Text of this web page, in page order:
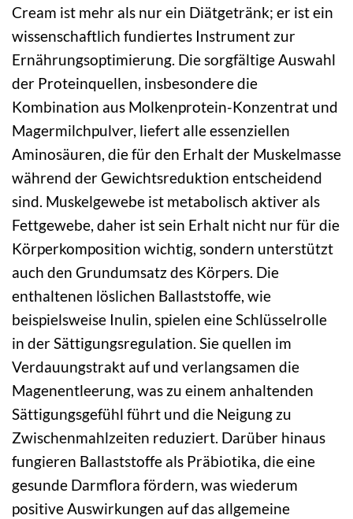
Cream ist mehr als nur ein Diätgetränk; er ist ein
wissenschaftlich fundiertes Instrument zur
Ernährungsoptimierung. Die sorgfältige Auswahl
der Proteinquellen, insbesondere die
Kombination aus Molkenprotein-Konzentrat und
Magermilchpulver, liefert alle essenziellen
Aminosäuren, die für den Erhalt der Muskelmasse
während der Gewichtsreduktion entscheidend
sind. Muskelgewebe ist metabolisch aktiver als
Fettgewebe, daher ist sein Erhalt nicht nur für die
Körperkomposition wichtig, sondern unterstützt
auch den Grundumsatz des Körpers. Die
enthaltenen löslichen Ballaststoffe, wie
beispielsweise Inulin, spielen eine Schlüsselrolle
in der Sättigungsregulation. Sie quellen im
Verdauungstrakt auf und verlangsamen die
Magenentleerung, was zu einem anhaltenden
Sättigungsgefühl führt und die Neigung zu
Zwischenmahlzeiten reduziert. Darüber hinaus
fungieren Ballaststoffe als Präbiotika, die eine
gesunde Darmflora fördern, was wiederum
positive Auswirkungen auf das allgemeine